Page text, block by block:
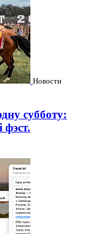
Новости
субботу:
фэст.